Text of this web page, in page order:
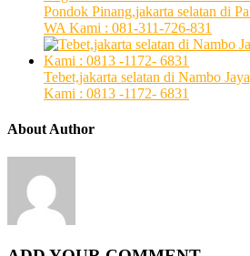
Pondok Pinang,jakarta selatan di
WA Kami : 081-311-726-831
Tebet,jakarta selatan di Nambo
Kami : 0813 -1172- 6831
About Author